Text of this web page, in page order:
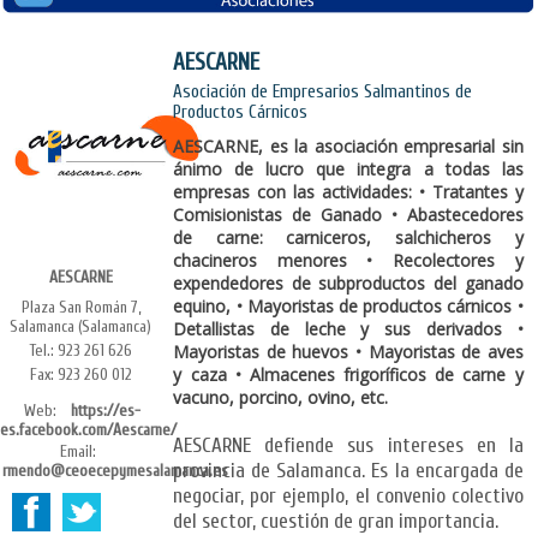
AESCARNE
Plaza San Román 7,
Salamanca (Salamanca)
Tel.: 923 261 626
Fax: 923 260 012
Web:
https://es-
es.facebook.com/Aescarne/
Email:
rmendo@ceoecepymesalamanca.es
AESCARNE
Asociación de Empresarios Salmantinos de
Productos Cárnicos
AESCARNE, es la asociación empresarial sin
ánimo de lucro que integra a todas las
empresas con las actividades: • Tratantes y
Comisionistas de Ganado • Abastecedores
de carne: carniceros, salchicheros y
chacineros menores • Recolectores y
expendedores de subproductos del ganado
equino, • Mayoristas de productos cárnicos •
Detallistas de leche y sus derivados •
Mayoristas de huevos • Mayoristas de aves
y caza • Almacenes frigoríficos de carne y
vacuno, porcino, ovino, etc.
AESCARNE defiende sus intereses en la
provincia de Salamanca. Es la encargada de
negociar, por ejemplo, el convenio colectivo
del sector, cuestión de gran importancia.